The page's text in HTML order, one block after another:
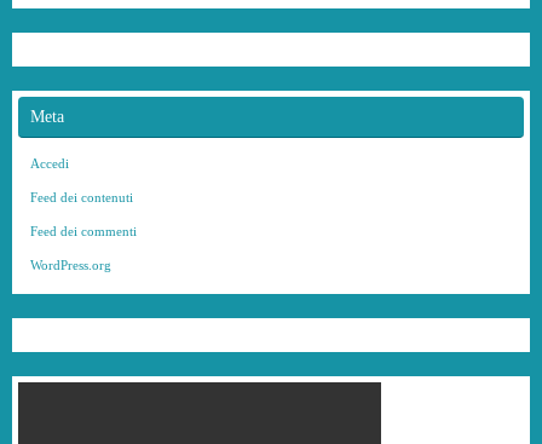
Meta
Accedi
Feed dei contenuti
Feed dei commenti
WordPress.org